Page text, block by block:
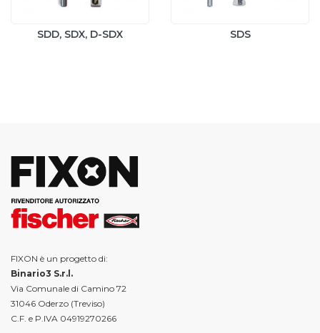
SDD, SDX, D-SDX SDS
FIXON è un progetto di:
Binario3 S.r.l.
Via Comunale di Camino 72
31046 Oderzo (Treviso)
C.F. e P.IVA 04919270266